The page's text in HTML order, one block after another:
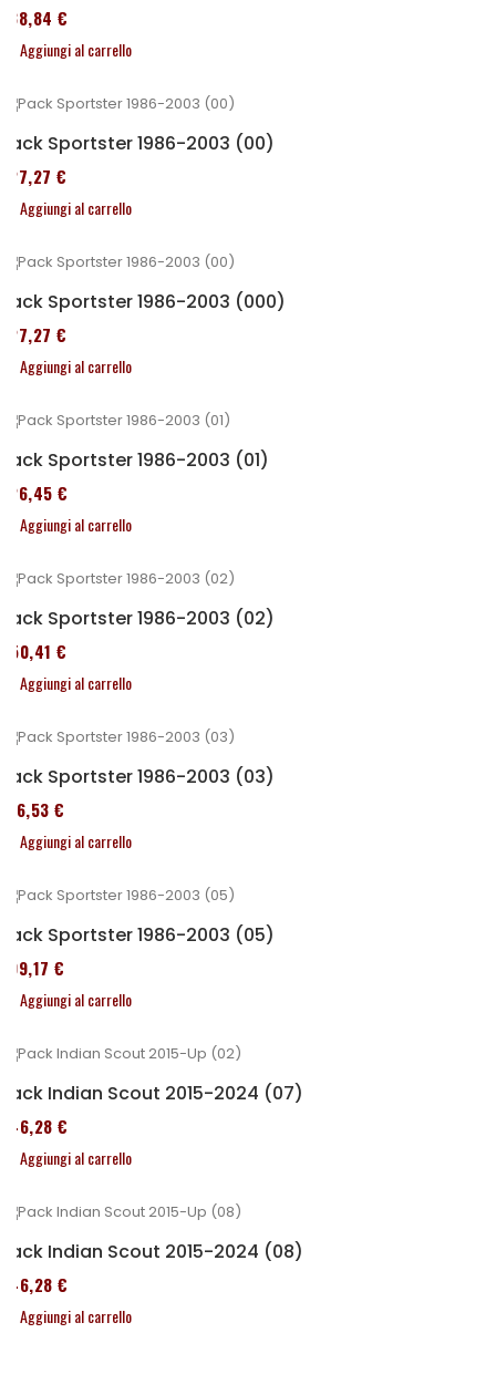
338,84 €
Aggiungi al carrello
Pack Sportster 1986-2003 (00)
227,27 €
Aggiungi al carrello
Pack Sportster 1986-2003 (000)
227,27 €
Aggiungi al carrello
Pack Sportster 1986-2003 (01)
326,45 €
Aggiungi al carrello
Pack Sportster 1986-2003 (02)
450,41 €
Aggiungi al carrello
Pack Sportster 1986-2003 (03)
516,53 €
Aggiungi al carrello
Pack Sportster 1986-2003 (05)
299,17 €
Aggiungi al carrello
Pack Indian Scout 2015-2024 (07)
246,28 €
Aggiungi al carrello
Pack Indian Scout 2015-2024 (08)
246,28 €
Aggiungi al carrello